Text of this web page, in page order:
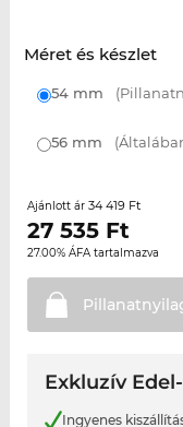
Méret és készlet
54 mm
56 mm
Ajánlott ár 34 419 Ft
27 535Ft
27.00% ÁFA tartalmazva
Exkluzív
Ingyenes